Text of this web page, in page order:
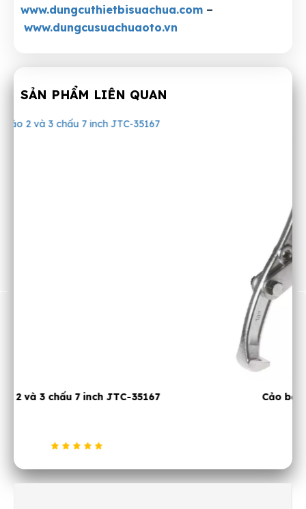
www.dungcuthietbisuachua.com –
www.dungcusuachuaoto.vn
SẢN PHẨM LIÊN QUAN
Cảo bạc đạn 3 chấu 4 inch JTC 35144